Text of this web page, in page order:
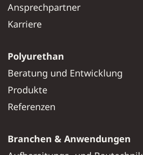
Ansprechpartner
Karriere
Polyurethan
Beratung und Entwicklung
Produkte
Referenzen
Branchen & Anwendungen